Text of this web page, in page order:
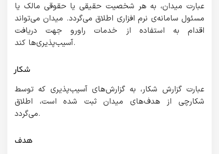
عبارت میدان، به هر شخصیت حقیقی یا حقوقی مالک یا
مسئول سامانه‌ی نرم افزاری اطلاق می‌گردد. میدان می‌تواند
اقدام به استفاده از خدمات راورو جهت دریافت
آسیب‌پذیری‌ها کند.
شکار
عبارت گزارش شکار، به گزارش‌های‌ آسیب‌پذیری که توسط
شکارچی از هدف‌های میدان ثبت شده است، اطلاق
می‌گردد.
هدف